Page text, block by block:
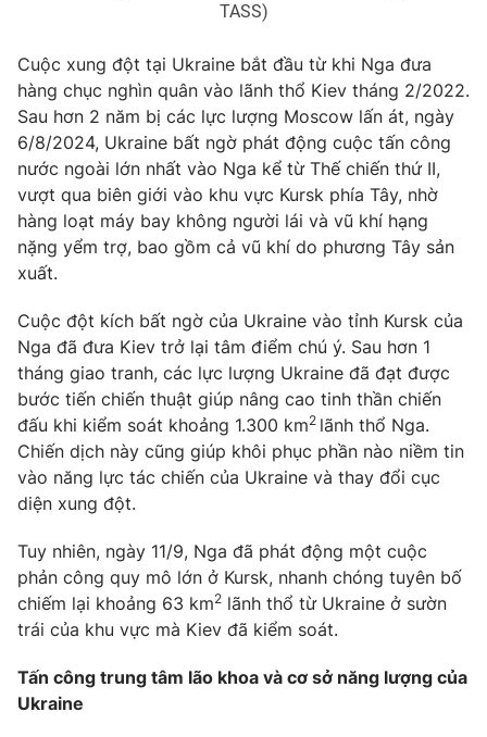
VTV Thể thao
VTV Sức khoẻ Bất động sản
Thị trường 24h Tấm lòng Việt
VTV4 Vươn mình bằng AI
VTV9
Liên hệ tòa soạn English
THỜI BÁO VTV
Theo dõi báo trên
Cơ quan chủ quản:Đài Truyền hình Việt Nam
Cơ quan báo chí:Thời báo VTV
Giấy phép hoạt động báo in và báo điện tử số 483/GP-BTTTT
Tổng Biên tập:Vũ Thanh Thủy
Phó Tổng Biên tập:
TASS)
Cuộc xung đột tại Ukraine bắt đầu từ khi Nga đưa
hàng chục nghìn quân vào lãnh thổ Kiev tháng 2/2022.
Sau hơn 2 năm bị các lực lượng Moscow lấn át, ngày
6/8/2024, Ukraine bất ngờ phát động cuộc tấn công
nước ngoài lớn nhất vào Nga kể từ Thế chiến thứ II,
vượt qua biên giới vào khu vực Kursk phía Tây, nhờ
hàng loạt máy bay không người lái và vũ khí hạng
nặng yểm trợ, bao gồm cả vũ khí do phương Tây sản
xuất.
Cuộc đột kích bất ngờ của Ukraine vào tỉnh Kursk của
Nga đã đưa Kiev trở lại tâm điểm chú ý. Sau hơn 1
tháng giao tranh, các lực lượng Ukraine đã đạt được
bước tiến chiến thuật giúp nâng cao tinh thần chiến
đấu khi kiểm soát khoảng 1.300 km2 lãnh thổ Nga.
Chiến dịch này cũng giúp khôi phục phần nào niềm tin
vào năng lực tác chiến của Ukraine và thay đổi cục
diện xung đột.
Tuy nhiên, ngày 11/9, Nga đã phát động một cuộc
phản công quy mô lớn ở Kursk, nhanh chóng tuyên bố
chiếm lại khoảng 63 km2 lãnh thổ từ Ukraine ở sườn
trái của khu vực mà Kiev đã kiểm soát.
Tấn công trung tâm lão khoa và cơ sở năng lượng của
Ukraine